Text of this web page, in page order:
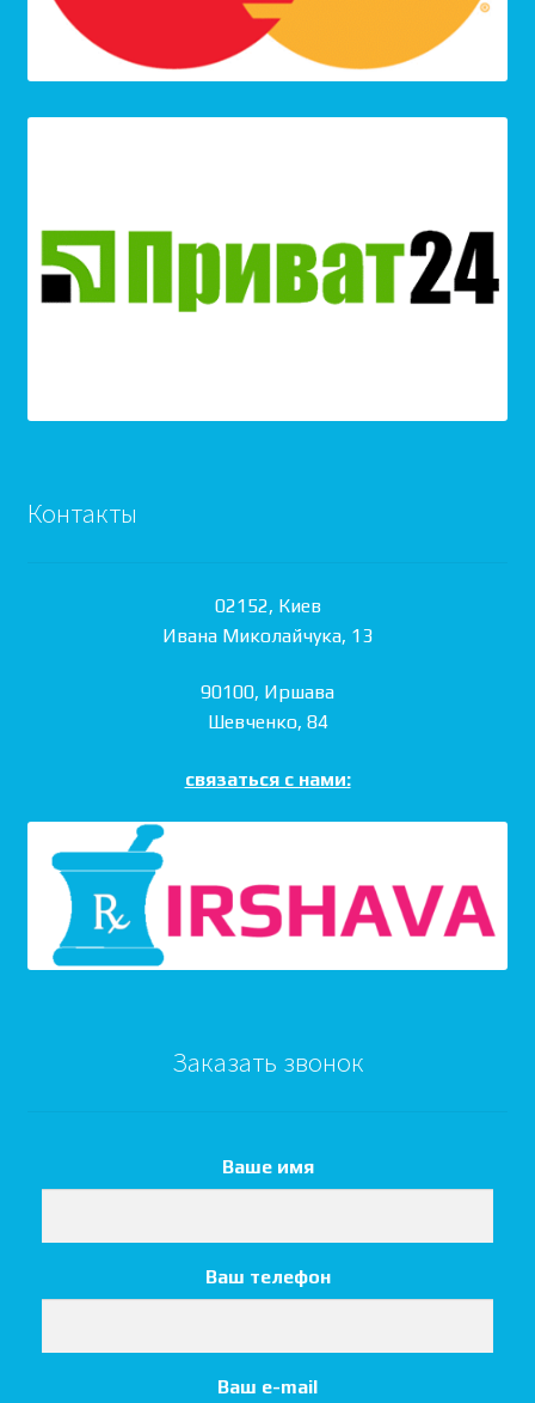
Контакты
02152, Киев
Ивана Миколайчука, 13
90100, Иршава
Шевченко, 84
связаться с нами:
Заказать звонок
Ваше имя
Ваш телефон
Ваш e-mail